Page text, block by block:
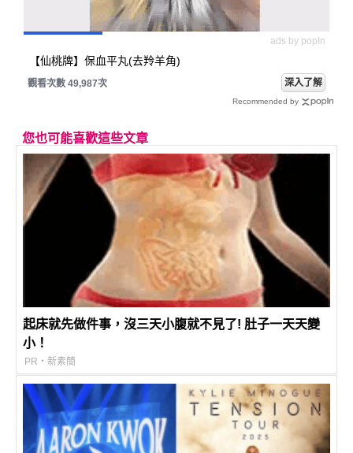
ads by popIn
【仙桃牌】保血平丸(去羚羊角)
觀看次數 49,987次 深入了解
Recommended by
您也可能喜歡這些文章
起床就先做件事，沒三天小腹就不見了! 肚子一天天變
小！
PR・新素簡